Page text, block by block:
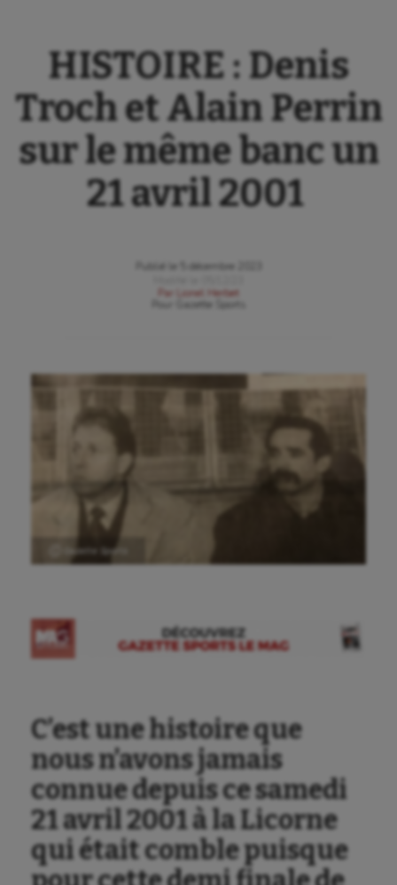
HISTOIRE : Denis
Troch et Alain Perrin
sur le même banc un
21 avril 2001
Publié le
5 décembre 2023
Par
Lionel Herbet
Gazette Sports
Ⓒ Gazette Sports
C’est une histoire que
nous n’avons jamais
connue depuis ce samedi
21 avril 2001 à la Licorne
qui était comble puisque